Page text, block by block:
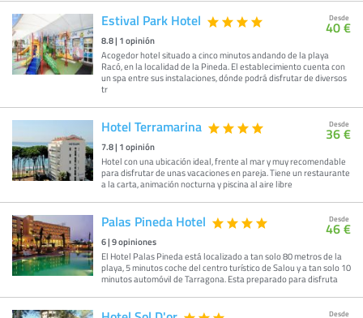
Estival Park Hotel
8.8| 1opinión
Acogedor hotel situado a cinco minutos andando de la playa
Racó, en la localidad de la Pineda. El establecimiento cuenta con
un spa entre sus instalaciones, dónde podrá disfrutar de diversos
tr
Desde
40 €
Hotel Terramarina
7.8| 1opinión
Hotel con una ubicación ideal, frente al mar y muy recomendable
para disfrutar de unas vacaciones en pareja. Tiene un restaurante
a la carta, animación nocturna y piscina al aire libre
Desde
36 €
Palas Pineda Hotel
6|9opiniones
El Hotel Palas Pineda está localizado a tan solo 80 metros de la
playa, 5 minutos coche del centro turístico de Salou y a tan solo 10
minutos automóvil de Tarragona. Esta preparado para disfruta
Desde
46 €
Desde